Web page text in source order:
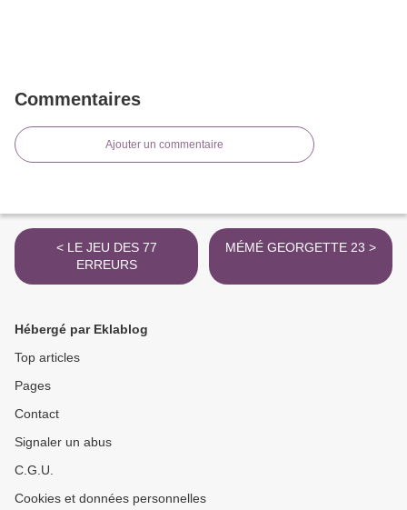
Commentaires
Ajouter un commentaire
< LE JEU DES 77
ERREURS
MÉMÉ GEORGETTE 23 >
Hébergé par Eklablog
Top articles
Pages
Contact
Signaler un abus
C.G.U.
Cookies et données personnelles